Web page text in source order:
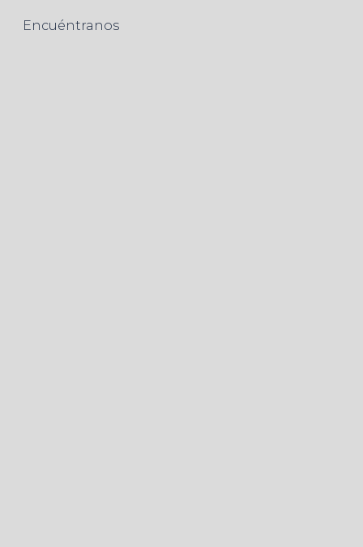
Encuéntranos